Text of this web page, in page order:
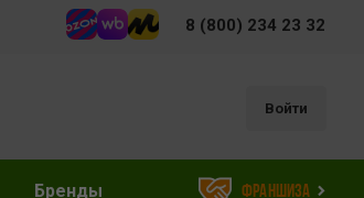
8 (800) 234 23 32
Войти
Бренды Франшиза